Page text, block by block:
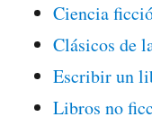
Ciencia
Clásicos de
Escribir un
Libros no